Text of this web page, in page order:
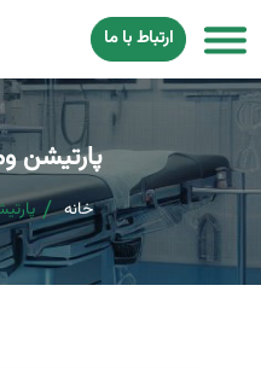
ارتباط با ما
پارتیشن
خانه